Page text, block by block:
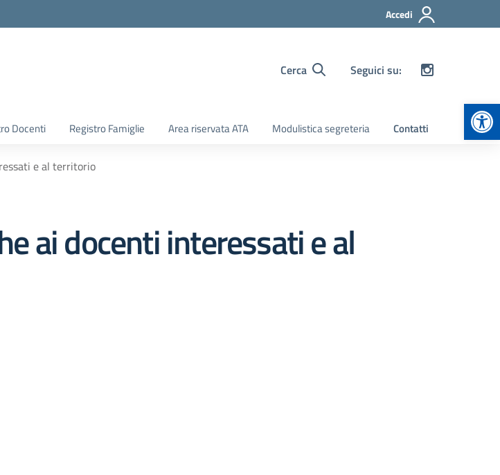
Accedi
Cerca Seguici su:
Docenti Registro Famiglie Area riservata ATA Modulistica segreteria Contatti
e al territorio
ai docenti interessati e al